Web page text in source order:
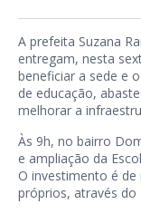
A prefeita Suzana
entregam, nesta
beneficiar a sede e
de educação,
melhorar a
Às 9h, no bairro
e ampliação da
O investimento é de
próprios, através do